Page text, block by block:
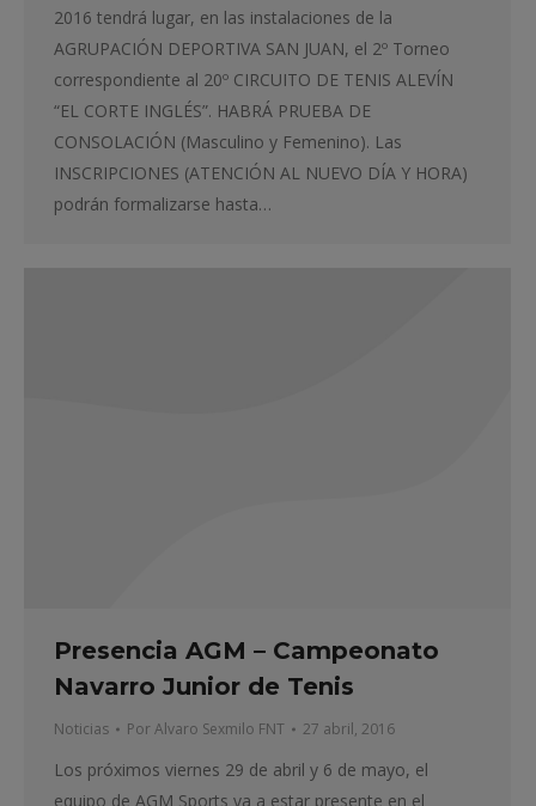
2016 tendrá lugar, en las instalaciones de la
AGRUPACIÓN DEPORTIVA SAN JUAN, el 2º Torneo
correspondiente al 20º CIRCUITO DE TENIS ALEVÍN
“EL CORTE INGLÉS”. HABRÁ PRUEBA DE
CONSOLACIÓN (Masculino y Femenino). Las
INSCRIPCIONES (ATENCIÓN AL NUEVO DÍA Y HORA)
podrán formalizarse hasta…
Presencia AGM – Campeonato
Navarro Junior de Tenis
Noticias PorAlvaro Sexmilo FNT 27 abril, 2016
Los próximos viernes 29 de abril y 6 de mayo, el
equipo de AGM Sports va a estar presente en el